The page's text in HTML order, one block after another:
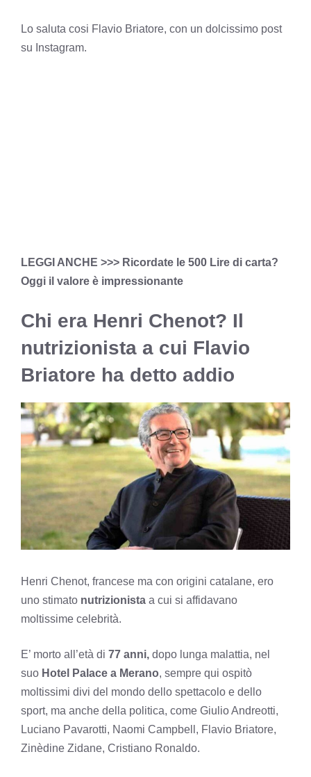
Lo saluta cosi Flavio Briatore, con un dolcissimo post
su Instagram.
LEGGI ANCHE >>> Ricordate le 500 Lire di carta?
Oggi il valore è impressionante
Chi era Henri Chenot? Il
nutrizionista a cui Flavio
Briatore ha detto addio
Henri Chenot, francese ma con origini catalane, ero
uno stimato nutrizionista a cui si affidavano
moltissime celebrità.
E’ morto all’età di 77 anni, dopo lunga malattia, nel
suo Hotel Palace a Merano, sempre qui ospitò
moltissimi divi del mondo dello spettacolo e dello
sport, ma anche della politica, come Giulio Andreotti,
Luciano Pavarotti, Naomi Campbell, Flavio Briatore,
Zinèdine Zidane, Cristiano Ronaldo.